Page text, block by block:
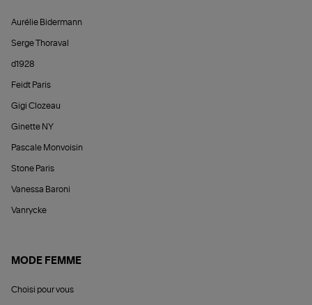
Aurélie Bidermann
Serge Thoraval
d1928
Feidt Paris
Gigi Clozeau
Ginette NY
Pascale Monvoisin
Stone Paris
Vanessa Baroni
Vanrycke
MODE FEMME
Choisi pour vous